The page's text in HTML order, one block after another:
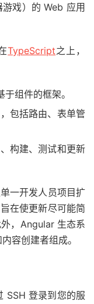
戏）的 Web 应用
TypeScript之上，
组件的框架。
包括路由、表单管
构建、测试和更新
一开发人员项目扩
在使更新尽可能简
，Angular 生态系
容创建者组成。
SSH 登录到您的服